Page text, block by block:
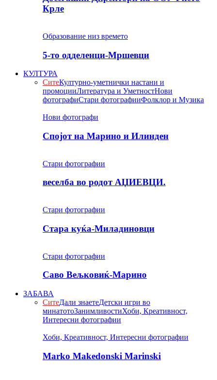
Крле
Образование низ времето
5-то одделенци-Мршевци
КУЛТУРА
СитеКултурно-уметнички настани и
промоцииЛитература и УметностНови
фотографиСтари фотографииФолклор и Музика
Нови фотографи
Спојот на Марино и Илинден
Стари фотографии
веселба во родот АЏИЕВЦИ.
Стари фотографии
Стара куќа-Миладиновци
Стари фотографии
Саво Вељковиќ-Марино
ЗАБАВА
СитеДали знаетеДетски игри во
минатотоЗанимливостиХоби, Креативност,
Интересни фотографии
Хоби, Креативност, Интересни фотографии
Marko Makedonski Marinski